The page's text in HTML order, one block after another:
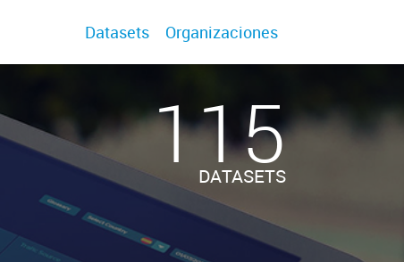
Datasets Organizaciones
115
DATASETS